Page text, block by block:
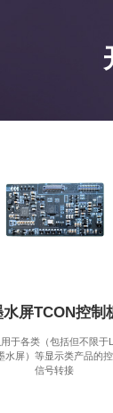
水屏TCON控制
于各类（包括但不限于
水屏）等显示类产品的
信号转接